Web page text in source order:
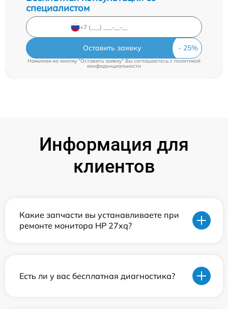
специалистом
Оставить заявку
Нажимая на кнопку "Оставить заявку" Вы соглашаетесь c политикой
конфиденциальности
Информация для
клиентов
Какие запчасти вы устанавливаете при
ремонте монитора HP 27xq?
Есть ли у вас бесплатная диагностика?